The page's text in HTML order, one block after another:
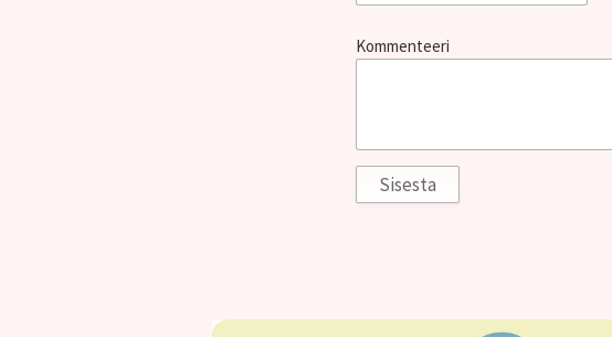
Kommenteeri